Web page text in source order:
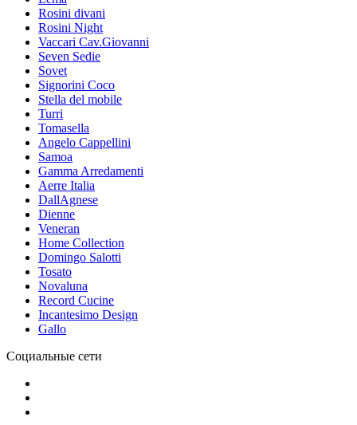
Rosini divani
Rosini Night
Vaccari Cav.Giovanni
Seven Sedie
Sovet
Signorini Coco
Stella del mobile
Turri
Tomasella
Angelo Cappellini
Samoa
Gamma Arredamenti
Aerre Italia
DallAgnese
Dienne
Veneran
Home Collection
Domingo Salotti
Tosato
Novaluna
Record Cucine
Incantesimo Design
Gallo
Социальные сети